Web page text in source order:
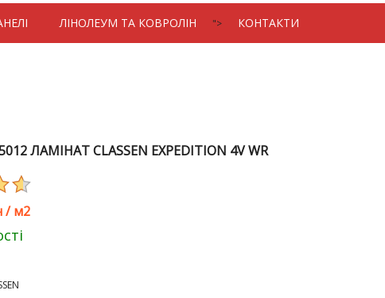
ЛIНОЛЕУМ ТА КОВРОЛIН "> КОНТАКТИ
ЛАМІНАТ CLASSEN EXPEDITION 4V WR
/м2